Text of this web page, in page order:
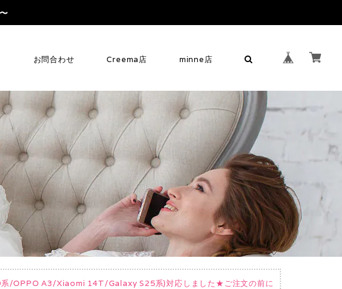
お問合わせ Creema店 minne店
OPPO A3/Xiaomi 14T/Galaxy S25系)対応しました★ご注文の前に